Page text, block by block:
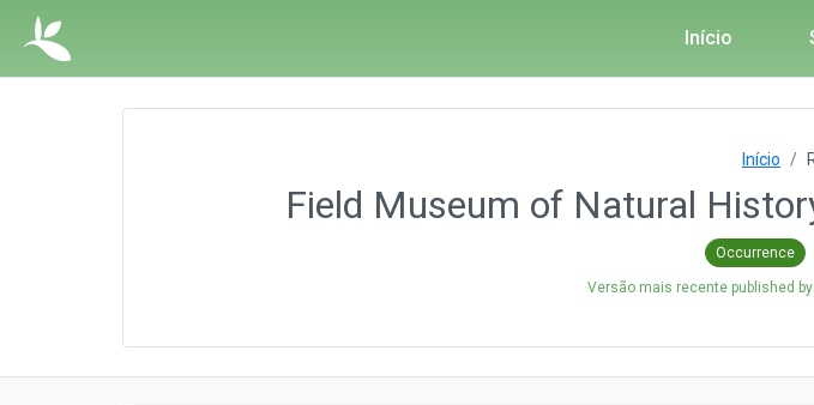
Início
Início
Field Museum of Natural
Occurrence
Versão mais recente published by